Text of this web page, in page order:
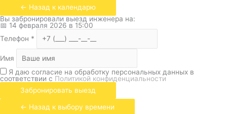
← Назад к календарю
Вы забронировали выезд инженера на:
📅 14 февраля 2026 в 15:00
Телефон *
Имя
Я даю согласие на обработку персональных данных в
соответствии с Политикой конфиденциальности
Забронировать выезд
← Назад к выбору времени